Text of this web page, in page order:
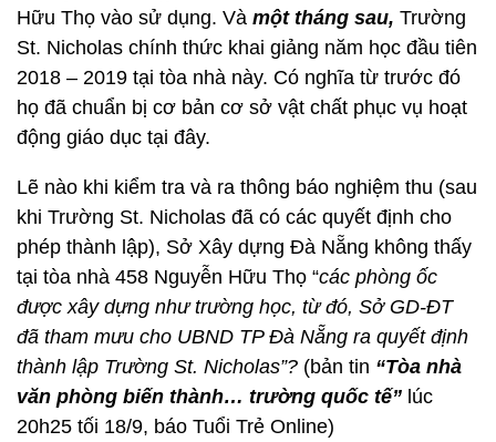
Hữu Thọ vào sử dụng. Và một tháng sau, Trường
St. Nicholas chính thức khai giảng năm học đầu tiên
2018 – 2019 tại tòa nhà này. Có nghĩa từ trước đó
họ đã chuẩn bị cơ bản cơ sở vật chất phục vụ hoạt
động giáo dục tại đây.
Lẽ nào khi kiểm tra và ra thông báo nghiệm thu (sau
khi Trường St. Nicholas đã có các quyết định cho
phép thành lập), Sở Xây dựng Đà Nẵng không thấy
tại tòa nhà 458 Nguyễn Hữu Thọ “các phòng ốc
được xây dựng như trường học, từ đó, Sở GD-ĐT
đã tham mưu cho UBND TP Đà Nẵng ra quyết định
thành lập Trường St. Nicholas”? (bản tin “Tòa nhà
văn phòng biến thành… trường quốc tế” lúc
20h25 tối 18/9, báo Tuổi Trẻ Online)